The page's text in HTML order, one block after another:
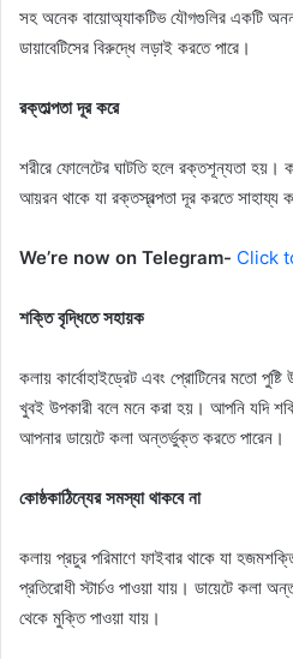
সহ অনেক বায়োঅ্যাকটিভ যৌগগুলির একটি
ডায়াবেটিসের বিরুদ্ধে লড়াই করতে পারে।
রক্তাল্পতা দূর করে
শরীরে ফোলেটের ঘাটতি হলে রক্তশূন্যতা হয়।
আয়রন থাকে যা রক্তস্বল্পতা দূর করতে সাহায্য
We’re now on Telegram- Click
শক্তি বৃদ্ধিতে সহায়ক
কলায় কার্বোহাইড্রেট এবং প্রোটিনের মতো পুষ্টি
খুবই উপকারী বলে মনে করা হয়। আপনি যদি
আপনার ডায়েটে কলা অন্তর্ভুক্ত করতে পারেন।
কোষ্ঠকাঠিন্যের সমস্যা থাকবে না
কলায় প্রচুর পরিমাণে ফাইবার থাকে যা
প্রতিরোধী স্টার্চও পাওয়া যায়। ডায়েটে কলা
থেকে মুক্তি পাওয়া যায়।